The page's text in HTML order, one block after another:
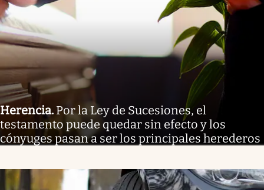
Herencia. Por la Ley de Sucesiones, el
testamento puede quedar sin efecto y los
cónyuges pasan a ser los principales herederos